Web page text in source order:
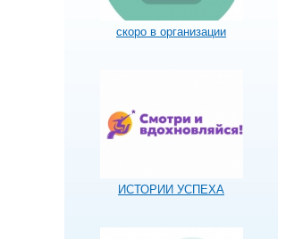
скоро в организации
ИСТОРИИ УСПЕХА